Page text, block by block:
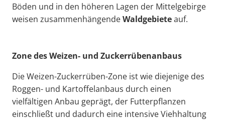
Böden und in den höheren Lagen der Mittelgebirge
weisen zusammenhängendeWaldgebieteauf.
Zone des Weizen- und Zuckerrübenanbaus
Die Weizen-Zuckerrüben-Zone ist wie diejenige des
Roggen- und Kartoffelanbaus durch einen
vielfältigen Anbau geprägt, der Futterpflanzen
einschließt und dadurch eine intensive Viehhaltung